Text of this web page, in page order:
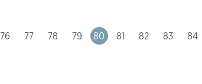
Page
76 Page
77 Page
78 Page
79 Page
80 Page
81 Page
82 Page
83 Page
84